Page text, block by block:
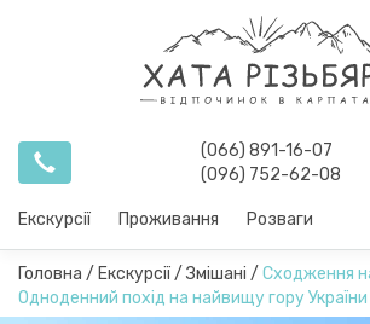
(066) 891-16-07
(096) 752-62-08
Екскурсії Проживання Розваги
Головна / Екскурсії/ Змішані / Сходження
Одноденний похід на найвищу гору України